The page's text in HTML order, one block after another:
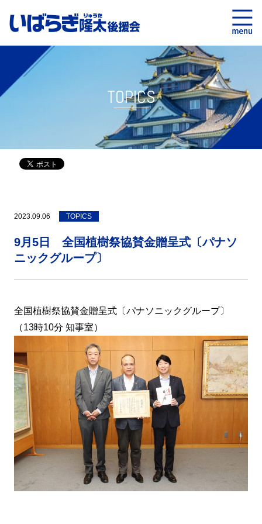
TOPICS
2023.09.06 TOPICS
9月5日 全国植樹祭協賛金贈呈式〔パナソ
ニックグループ〕
全国植樹祭協賛金贈呈式〔パナソニックグループ〕
（13時10分 知事室）